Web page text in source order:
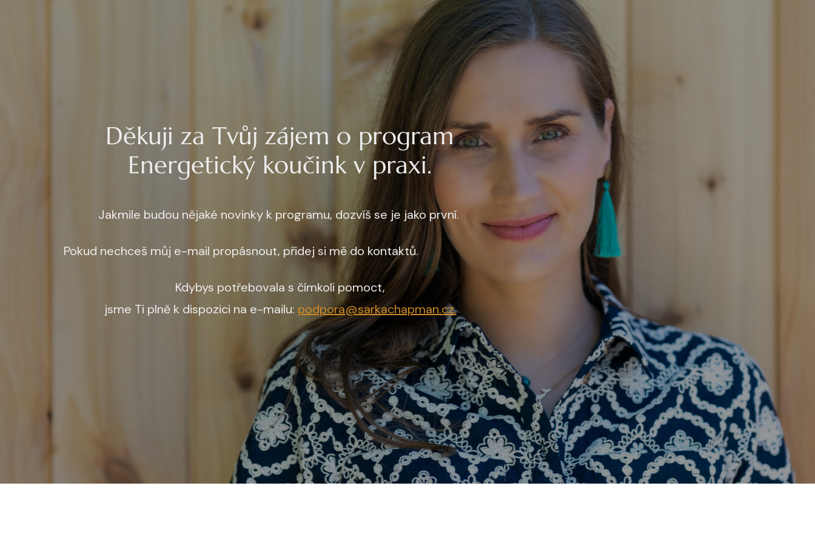
Děkuji za Tvůj zájem o program
Energetický koučink v praxi.
Jakmile budou nějaké novinky k programu, dozvíš se je jako první.
Pokud nechceš můj e-mail propásnout, přidej si mě do kontaktů.
Kdybys potřebovala s čímkoli pomoct,
jsme Ti plně k dispozici na e-mailu: podpora@sarkachapman.cz.